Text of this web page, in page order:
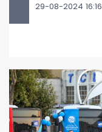
29-08-2024 16:16